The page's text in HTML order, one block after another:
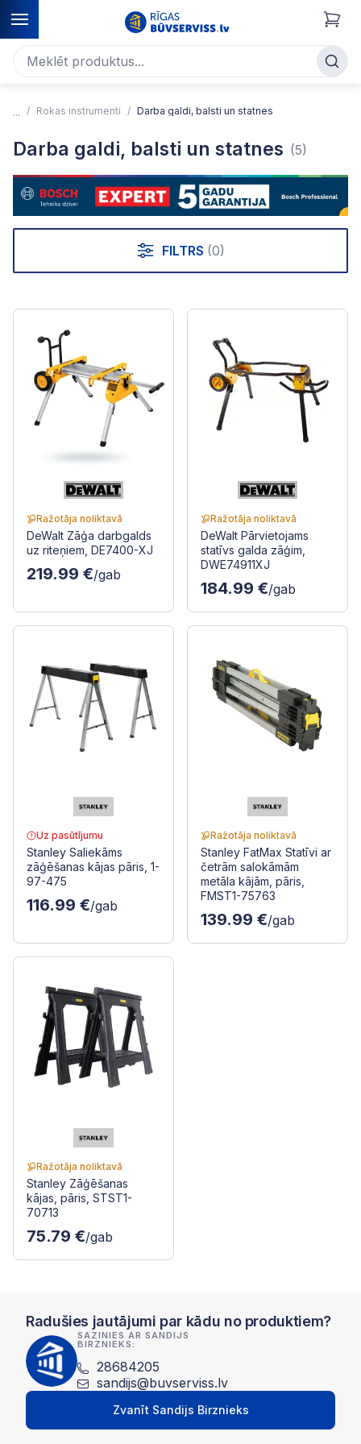
Rokas instrumenti Darba galdi, balsti un statnes
Darba galdi, balsti un statnes (5)
FILTRS (0)
Ražotāja noliktavā
DeWalt Zāģa darbgalds
uz riteņiem, DE7400-XJ
219.99 €/gab
Ražotāja noliktavā
DeWalt Pārvietojams
statīvs galda zāģim,
DWE74911XJ
184.99 €/gab
Uz pasūtījumu
Stanley Saliekāms
zāģēšanas kājas pāris, 1-
97-475
116.99 €/gab
Ražotāja noliktavā
Stanley FatMax Statīvi ar
četrām salokāmām
metāla kājām, pāris,
FMST1-75763
139.99 €/gab
Ražotāja noliktavā
Stanley Zāģēšanas
kājas, pāris, STST1-
70713
75.79 €/gab
Radušies jautājumi par kādu no produktiem?
SAZINIES AR SANDIJS
BIRZNIEKS:
28684205
sandijs@buvserviss.lv
Zvanīt Sandijs Birznieks